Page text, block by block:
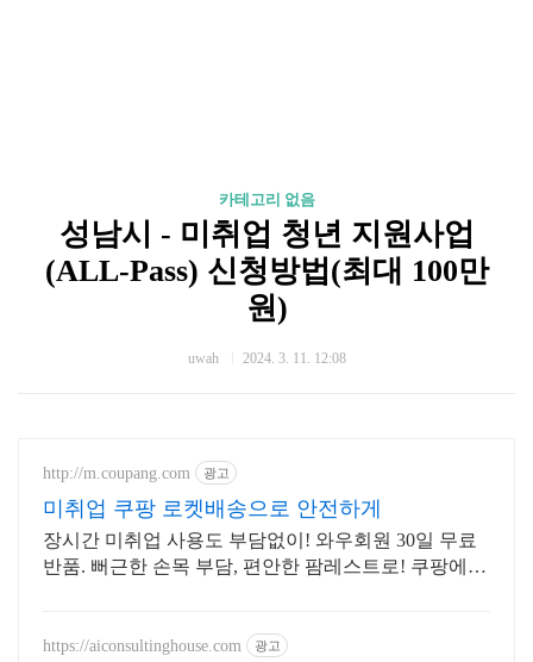
카테고리 없음
성남시 - 미취업 청년 지원사업
(ALL-Pass) 신청방법(최대 100만
원)
uwah 2024. 3. 11. 12:08
http://m.coupang.com 광고
미취업 쿠팡 로켓배송으로 안전하게
장시간 미취업 사용도 부담없이! 와우회원 30일 무료
반품. 뻐근한 손목 부담, 편안한 팜레스트로! 쿠팡에서
https://aiconsultinghouse.com 광고